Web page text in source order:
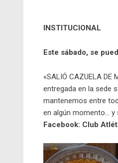
INSTITUCIONAL
Este sábado, se
«SALIÓ CAZUELA
entregada en la sede
mantenemos entre
en algún momento… y
Facebook: Club